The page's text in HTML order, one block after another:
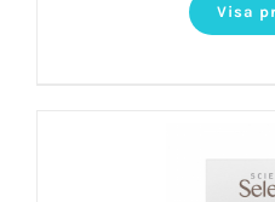
Visa